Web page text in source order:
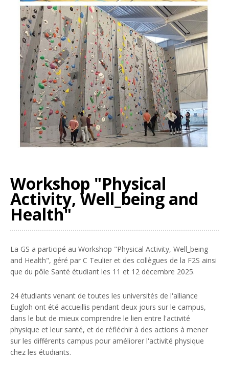
Workshop "Physical
Activity, Well_being and
Health"
La GS a participé au Workshop "Physical Activity, Well_being
and Health", géré par C Teulier et des collègues de la F2S ainsi
que du pôle Santé étudiant les 11 et 12 décembre 2025.
24 étudiants venant de toutes les universités de l'alliance
Eugloh ont été accueillis pendant deux jours sur le campus,
dans le but de mieux comprendre le lien entre l'activité
physique et leur santé, et de réfléchir à des actions à mener
sur les différents campus pour améliorer l'activité physique
chez les étudiants.